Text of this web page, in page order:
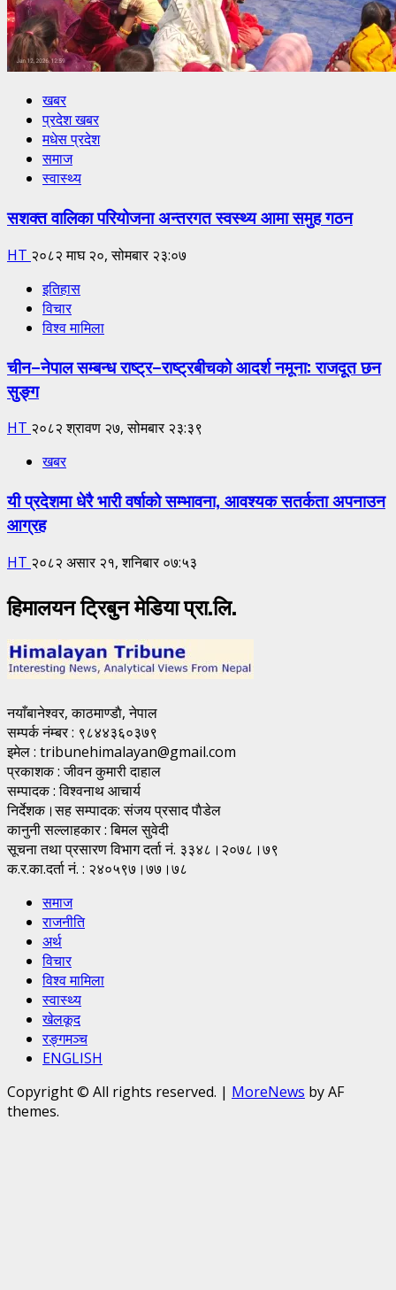
खबर
प्रदेश खबर
मधेस प्रदेश
समाज
स्वास्थ्य
सशक्त वालिका परियोजना अन्तरगत स्वस्थ्य आमा समुह गठन
HT २०८२ माघ २०, सोमबार २३:०७
इतिहास
विचार
विश्व मामिला
चीन–नेपाल सम्बन्ध राष्ट्र–राष्ट्रबीचको आदर्श नमूना: राजदूत छन
सुङ्ग
HT २०८२ श्रावण २७, सोमबार २३:३९
खबर
यी प्रदेशमा धेरै भारी वर्षाको सम्भावना, आवश्यक सतर्कता अपनाउन
आग्रह
HT २०८२ असार २१, शनिबार ०७:५३
हिमालयन ट्रिबुन मेडिया प्रा.लि.
नयाँबानेश्वर, काठमाण्डाै, नेपाल
सम्पर्क नंम्बर : ९८४४३६०३७९
इमेल : tribunehimalayan@gmail.com
प्रकाशक : जीवन कुमारी दाहाल
सम्पादक : विश्वनाथ आचार्य
निर्देशक।सह सम्पादक: संजय प्रसाद पाैडेल
कानुनी सल्लाहकार : बिमल सुवेदी
सूचना तथा प्रसारण विभाग दर्ता नं. ३३४८।२०७८।७९
क.र.का.दर्ता नं. : २४०५९७।७७।७८
समाज
राजनीति
अर्थ
विचार
विश्व मामिला
स्वास्थ्य
खेलकूद
रङ्गमञ्च
ENGLISH
Copyright © All rights reserved. | MoreNews by AF
themes.